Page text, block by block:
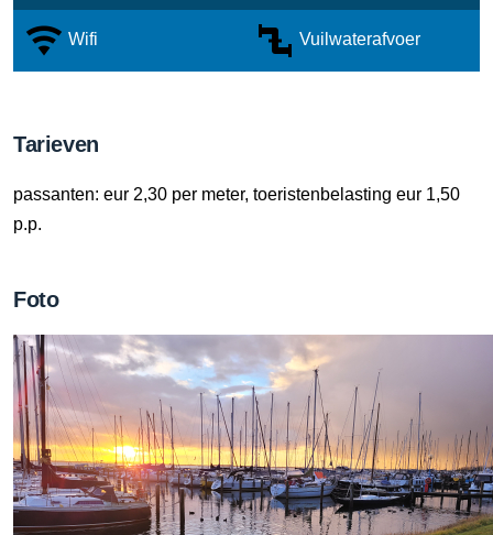
Wifi Vuilwaterafvoer
Tarieven
passanten: eur 2,30 per meter, toeristenbelasting eur 1,50
p.p.
Foto